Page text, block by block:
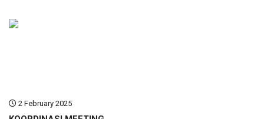
2 February 2025